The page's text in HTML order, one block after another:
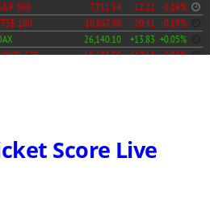
Score Live